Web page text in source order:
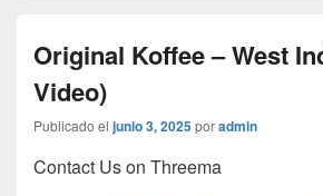
Original Koffee – West
Video)
Publicado el junio 3, 2025poradmin
Contact Us on Threema